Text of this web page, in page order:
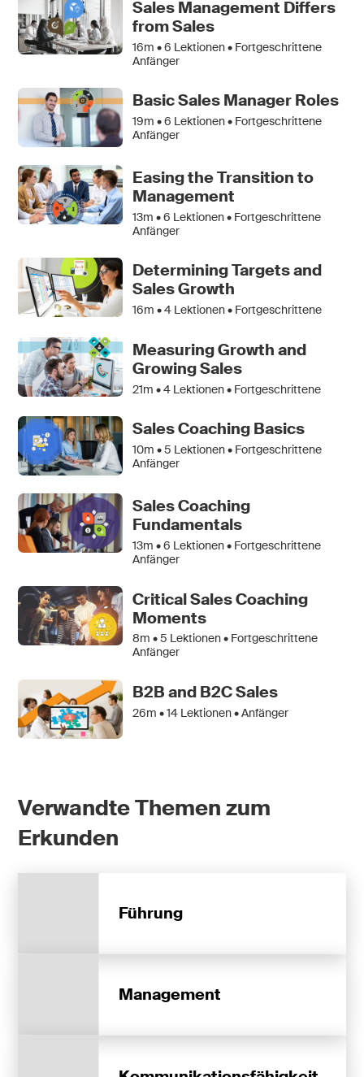
Sales Management Differs
from Sales
16m •6 Lektionen • Fortgeschrittene
Anfänger
Basic Sales Manager Roles
19m •6 Lektionen • Fortgeschrittene
Anfänger
Easing the Transition to
Management
13m •6 Lektionen • Fortgeschrittene
Anfänger
Determining Targets and
Sales Growth
16m •4 Lektionen • Fortgeschrittene
Measuring Growth and
Growing Sales
21m •4 Lektionen • Fortgeschrittene
Sales Coaching Basics
10m •5 Lektionen • Fortgeschrittene
Anfänger
Sales Coaching
Fundamentals
13m •6 Lektionen • Fortgeschrittene
Anfänger
Critical Sales Coaching
Moments
8m •5 Lektionen • Fortgeschrittene
Anfänger
B2B and B2C Sales
26m •14 Lektionen • Anfänger
Verwandte Themen zum
Erkunden
Führung
Management